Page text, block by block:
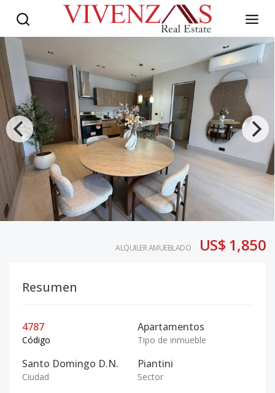
ALQUILER AMUEBLADO US$ 1,850
Resumen
4787
Código
Apartamentos
Tipo de inmueble
Santo Domingo D.N.
Ciudad
Piantini
Sector